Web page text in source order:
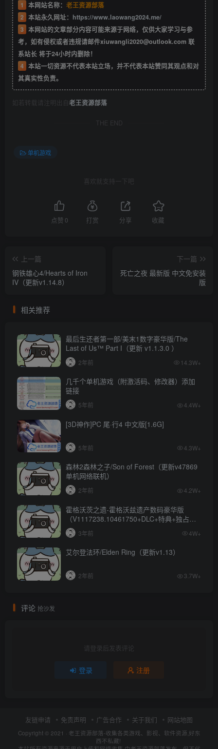
1 本网站名称： 老王资源部落
2 本站永久网址： https://www.laowang2024.me/
3 本网站的文章部分内容可能来源于网络，仅供大家学习与参
考，如有侵权或者违规请邮件xiuwangli2020@outlook.com 联
系站长 将于24小时内删除！
4 本站一切资源不代表本站立场，并不代表本站赞同其观点和对
其真实性负责。
如若转载请注明出自老王资源部落
THE END
单机游戏
喜欢就支持一下吧
点赞 0 打赏 分享 收藏
上一篇
钢铁雄心4/Hearts of Iron
IV（更新v1.14.8）
下一篇
死亡之夜 最新版 中文免安装
版
相关推荐
最后生还者第一部/美末1数字豪华版/The
Last of Us™ Part I（更新 v1.1.3.0 ）
2年前 14.3W+
几千个单机游戏（附激活码、修改器）添加
链接
5年前 4.4W+
[3D神作]PC 尾·行4 中文版[1.6G]
5年前 4.3W+
森林2森林之子/Son of Forest（更新v47869
单机网络联机）
2年前 4.2W+
霍格沃茨之遗-霍格沃兹遗产数码豪华版
（V1117238.10461750+DLC+特典+独占内
容）
3年前 4W+
艾尔登法环/Elden Ring（更新v1.13）
2年前 3.7W+
评论 抢沙发
请登录后发表评论
登录 注册
友链申请 免责声明 广告合作 关于我们 网站地图
Copyright © 2021 · 老王资源部落-收集各类游戏、影视、软件资源,好东
西不私藏!